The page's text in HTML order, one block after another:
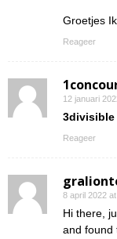
Groetjes
Reageer
12 januari
3divisible
Reageer
8 april 2022
Hi there,
and found